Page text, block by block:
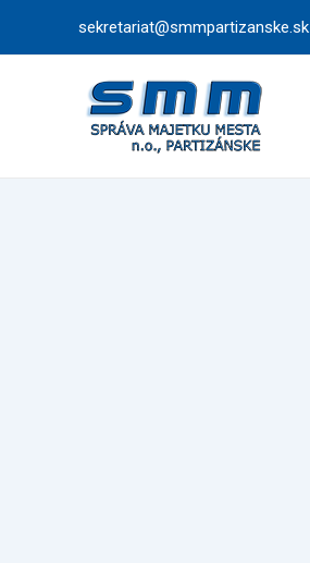
sekretariat@smmpartizanske.sk